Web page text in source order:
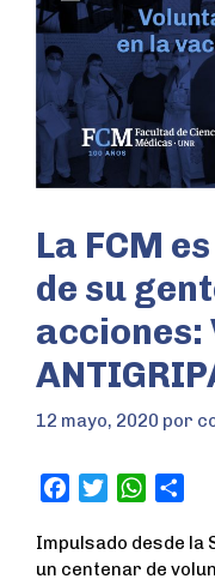
La FCM
de su
acciones:
12 mayo, 2020 por
c
e
i
t
W
a
t
a
r
Impulsado desde la
un centenar de